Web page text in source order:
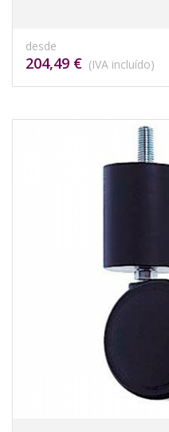
desde
204,49 € (IVA incluído)